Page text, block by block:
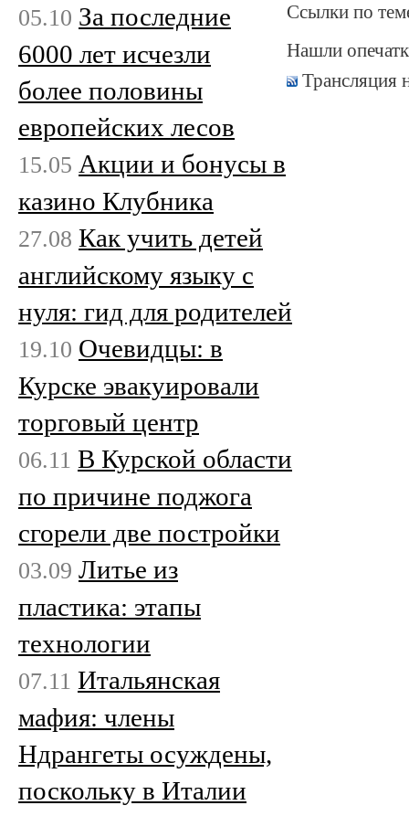
Ссылки по
Нашли
Трансляция
05.10 За последние
6000 лет исчезли
более половины
европейских лесов
15.05 Акции и бонусы в
казино Клубника
27.08 Как учить детей
английскому языку с
нуля: гид для родителей
19.10 Очевидцы: в
Курске эвакуировали
торговый центр
06.11 В Курской области
по причине поджога
сгорели две постройки
03.09 Литье из
пластика: этапы
технологии
07.11 Итальянская
мафия: члены
Ндрангеты осуждены,
поскольку в Италии